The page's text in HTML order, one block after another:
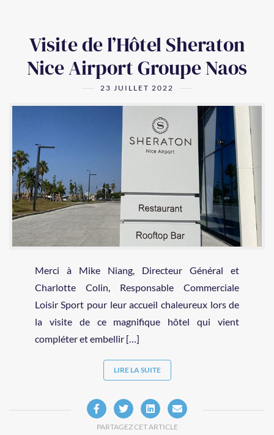
Visite de l’Hôtel Sheraton
Nice Airport Groupe Naos
23 JUILLET 2022
Merci à Mike Niang, Directeur Général et
Charlotte Colin, Responsable Commerciale
Loisir Sport pour leur accueil chaleureux lors de
la visite de ce magnifique hôtel qui vient
compléter et embellir […]
LIRE LA SUITE
PARTAGEZ CET ARTICLE